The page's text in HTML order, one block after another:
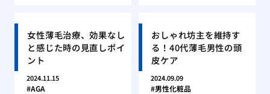
女性薄毛治療、効果なし
と感じた時の見直しポイ
ント
2024.11.15
AGA
おしゃれ坊主を維持す
る！40代薄毛男性の頭
皮ケア
2024.09.09
男性化粧品